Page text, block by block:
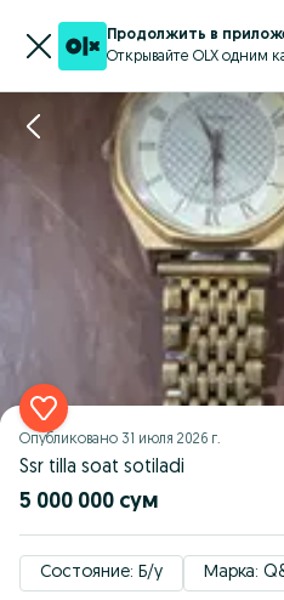
Продолжить в
Открывайте OLX одним
Опубликовано 31 июля 2026 г.
Ssr tilla soat sotiladi
5 000 000 сум
Состояние: Б/у Марка: